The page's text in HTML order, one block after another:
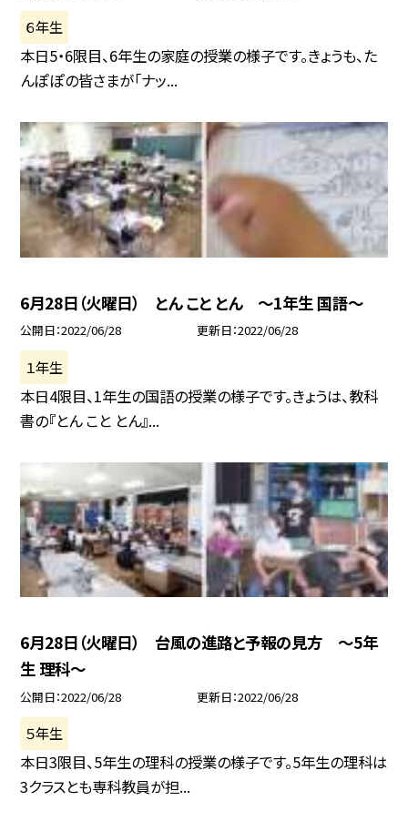
６年生
本日5・6限目、6年生の家庭の授業の様子です。きょうも、た
んぽぽの皆さまが「ナッ...
6月28日（火曜日） とん こと とん 〜1年生 国語〜
公開日 2022/06/28 更新日 2022/06/28
１年生
本日4限目、1年生の国語の授業の様子です。きょうは、教科
書の『とん こと とん』...
6月28日（火曜日） 台風の進路と予報の見方 〜5年
生 理科〜
公開日 2022/06/28 更新日 2022/06/28
５年生
本日3限目、5年生の理科の授業の様子です。5年生の理科は
3クラスとも専科教員が担...